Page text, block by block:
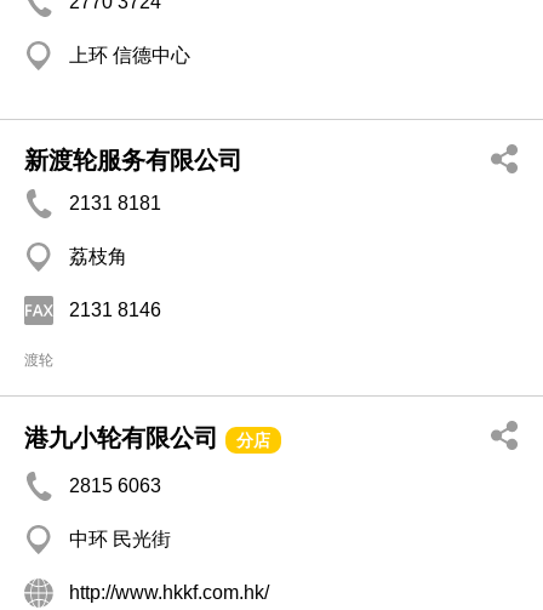
上环 信德中心
新渡轮服务有限公司
2131 8181
荔枝角
2131 8146
渡轮
港九小轮有限公司 分店
2815 6063
中环 民光街
http://www.hkkf.com.hk/